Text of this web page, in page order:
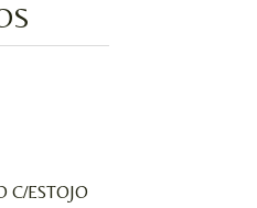
C/ESTOJO